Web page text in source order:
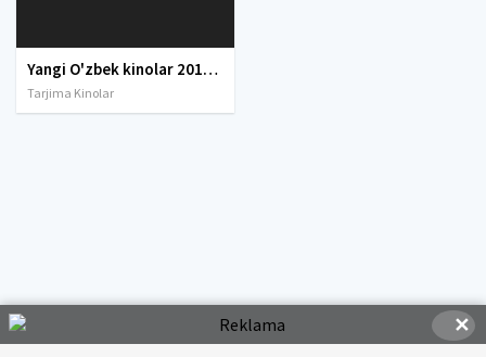
Yangi O'zbek kinolar 2010-2011-2012-2013-2014-2015-2016-2017-2018-2019-2020-2021-2022-2023-2024-2025 O'zbek tilida Uzbek tarjima Full HD
Tarjima Kinolar
✕